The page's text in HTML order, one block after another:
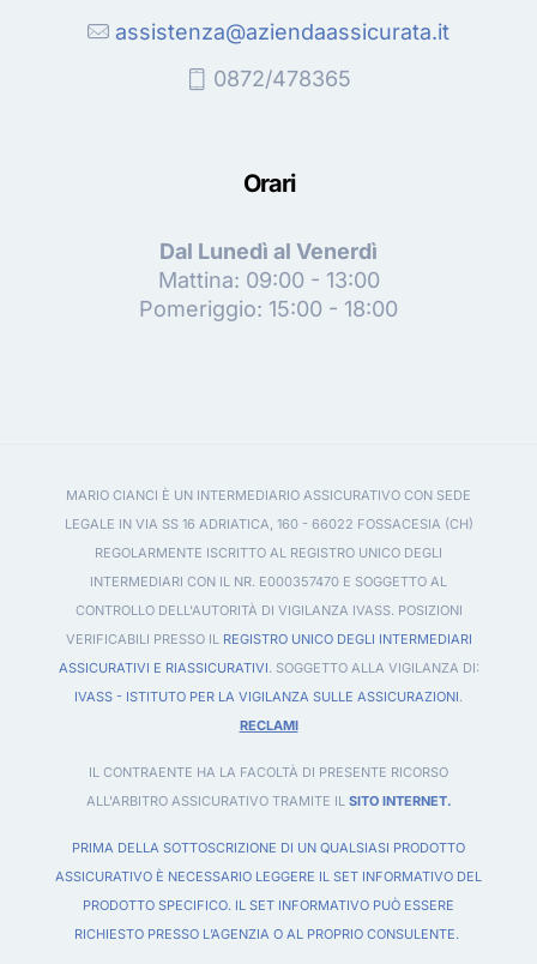
assistenza@aziendaassicurata.it
0872/478365
Orari
Dal Lunedì al Venerdì
Mattina: 09:00 - 13:00
Pomeriggio: 15:00 - 18:00
MARIO CIANCI È UN INTERMEDIARIO ASSICURATIVO CON SEDE
LEGALE IN VIA SS 16 ADRIATICA, 160 - 66022 FOSSACESIA (CH)
REGOLARMENTE ISCRITTO AL REGISTRO UNICO DEGLI
INTERMEDIARI CON IL NR. E000357470 E SOGGETTO AL
CONTROLLO DELL'AUTORITÀ DI VIGILANZA IVASS. POSIZIONI
VERIFICABILI PRESSO IL REGISTRO UNICO DEGLI INTERMEDIARI
ASSICURATIVI E RIASSICURATIVI. SOGGETTO ALLA VIGILANZA DI:
IVASS - ISTITUTO PER LA VIGILANZA SULLE ASSICURAZIONI.
RECLAMI
IL CONTRAENTE HA LA FACOLTÀ DI PRESENTE RICORSO
ALL'ARBITRO ASSICURATIVO TRAMITE IL SITO INTERNET.
PRIMA DELLA SOTTOSCRIZIONE DI UN QUALSIASI PRODOTTO
ASSICURATIVO È NECESSARIO LEGGERE IL SET INFORMATIVO DEL
PRODOTTO SPECIFICO. IL SET INFORMATIVO PUÒ ESSERE
RICHIESTO PRESSO L’AGENZIA O AL PROPRIO CONSULENTE.